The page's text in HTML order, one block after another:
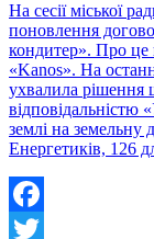
На сесії міської
поновлення
кондитер». Про це
«Kanos». На
ухвалила рішення
відповідальністю
землі на
Енергетиків, 126
Facebook